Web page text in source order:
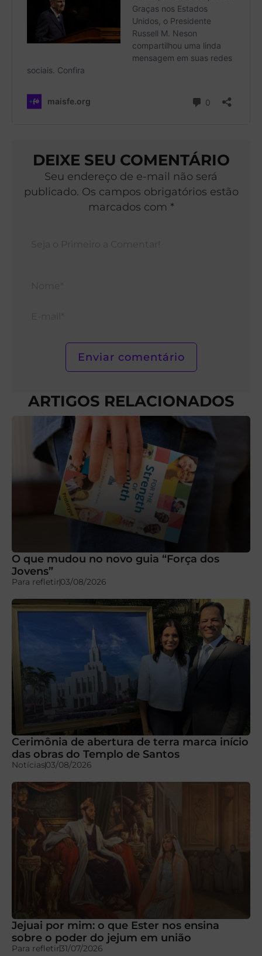
DEIXE SEU COMENTÁRIO
Seu endereço de e-mail não será
publicado. Os campos obrigatórios estão
marcados com *
ARTIGOS RELACIONADOS
O que mudou no novo guia “Força dos
Jovens”
Para refletir03/08/2026
Cerimônia de abertura de terra marca início
das obras do Templo de Santos
Notícias03/08/2026
Jejuai por mim: o que Ester nos ensina
sobre o poder do jejum em união
Para refletir31/07/2026